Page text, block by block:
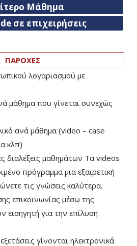
Μάθημα
σε επιχειρήσεις
ΠΑΡΟΧΕΣ
λογαριασμού με
μάθημα που γίνεται συνεχώς
ανά μάθημα (video – case
κλπ)
διαλέξεις μαθημάτων Τα videos
πρόγραμμα μια εξαιρετική
τις γνώσεις καλύτερα.
επικοινωνίας μέσω της
εισηγητή για την επίλυση
γίνονται ηλεκτρονικά